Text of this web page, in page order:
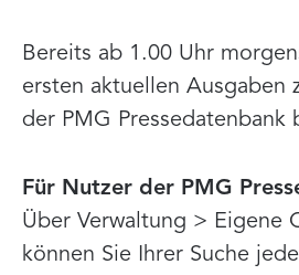
Bereits ab 1.00 Uhr
ersten aktuellen Ausgaben
der PMG Pressedatenbank
Für Nutzer der PMG
Über Verwaltung > Eigene
können Sie Ihrer Suche